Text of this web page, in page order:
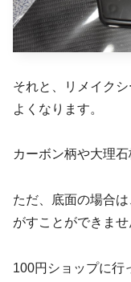
それと、リメイク
よくなります。
カーボン柄や大理
ただ、底面の場合
がすことができま
100円ショップに行